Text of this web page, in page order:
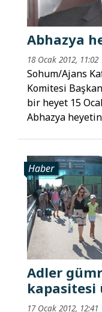
Abhazya
18 Ocak 2012, 11:02
Sohum/Ajans
Komitesi
bir heyet 15
Abhazya
Haber
Adler
kapasitesi
17 Ocak 2012, 12:41